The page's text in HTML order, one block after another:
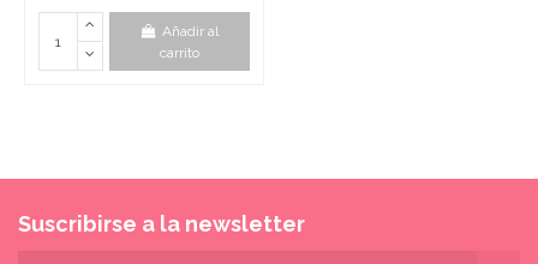
Añadir al
carrito
Suscribirse a la newsletter